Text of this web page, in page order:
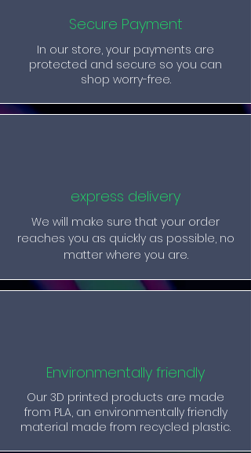
Secure Payment
In our store, your payments are
protected and secure so you can
shop worry-free.
express delivery
We will make sure that your order
reaches you as quickly as possible, no
matter where you are.
Environmentally friendly
Our 3D printed products are made
from PLA, an environmentally friendly
material made from recycled plastic.